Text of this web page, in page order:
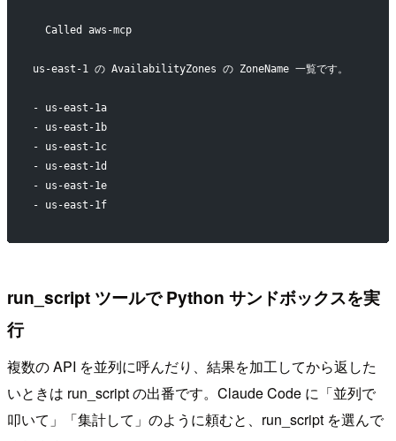
  Called aws-mcp
us-east-1 の AvailabilityZones の ZoneName 一覧です。
- us-east-1a
- us-east-1b
- us-east-1c
- us-east-1d
- us-east-1e
- us-east-1f
run_script ツールで Python サンドボックスを実
行
複数の API を並列に呼んだり、結果を加工してから返した
いときは run_script の出番です。Claude Code に「並列で
叩いて」「集計して」のように頼むと、run_script を選んで